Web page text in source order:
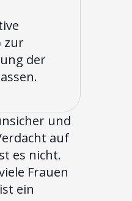
zur
der
und
auf
es nicht.
Frauen
ein